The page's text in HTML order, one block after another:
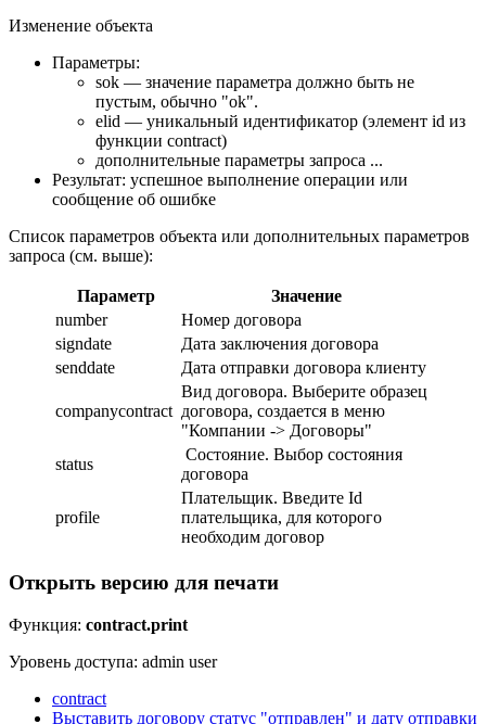
Изменение объекта
Параметры:
sok — значение параметра должно быть не
пустым, обычно "ok".
elid — уникальный идентификатор (элемент id из
функции contract)
дополнительные параметры запроса ...
Результат: успешное выполнение операции или
сообщение об ошибке
Список параметров объекта или дополнительных параметров
запроса (см. выше):
Параметр
Значение
number
Номер договора
signdate
Дата заключения договора
senddate
Дата отправки договора клиенту
companycontract
Вид договора. Выберите образец
договора, создается в меню
"Компании -> Договоры"
status
Состояние. Выбор состояния
договора
profile
Плательщик. Введите Id
плательщика, для которого
необходим договор
Открыть версию для печати
Функция: contract.print
Уровень доступа: admin user
contract
Выставить договору статус "отправлен" и дату отправки